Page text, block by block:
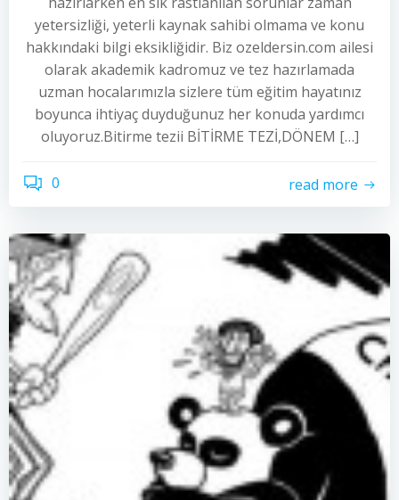
yetersizliği, yeterli kaynak sahibi olmama ve konu
hakkındaki bilgi eksikliğidir. Biz ozeldersin.com ailesi
olarak akademik kadromuz ve tez hazırlamada
uzman hocalarımızla sizlere tüm eğitim hayatınız
boyunca ihtiyaç duyduğunuz her konuda yardımcı
oluyoruz.Bitirme tezii BİTİRME TEZİ,DÖNEM […]
0 read more